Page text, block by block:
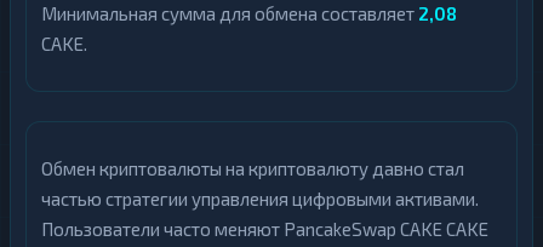
Минимальная сумма для обмена составляет 2,08
CAKE.
Обмен криптовалюты на криптовалюту давно стал
частью стратегии управления цифровыми активами.
Пользователи часто меняют PancakeSwap CAKE CAKE